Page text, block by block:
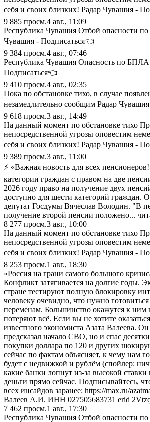
себя и своих близких! Радар Чувашия -
9 885 просм.4 авг., 11:09
Республика Чувашия Отбой опасности
Чувашия - Подписаться👈
9 384 просм.4 авг., 07:46
Республика Чувашия Опасность по
Подписаться👈
9 410 просм.4 авг., 02:35
Пока по обстановке тихо, в случае
незамедлительно сообщим Радар
9 618 просм.3 авг., 14:49
На данный момент по обстановке тихо
непосредственной угрозы оповестим
себя и своих близких! Радар Чувашия -
9 389 просм.3 авг., 11:00
⚡️ «Важная новость для всех
категории граждан с правом на две
2026 году право на получение двух
доступно для шести категорий граждан.
депутат Госдумы Вячеслав Володин. "В
получение второй пенсии положено...
8 277 просм.3 авг., 10:00
На данный момент по обстановке тихо
непосредственной угрозы оповестим
себя и своих близких! Радар Чувашия -
8 253 просм.1 авг., 18:30
«Россия на грани самого большого
Конфликт затягивается на долгие годы.
стране тестируют полную блокировку
человеку очевидно, что нужно
переменам. Большинство окажутся к ним
потеряют всё. Если вы не хотите
известного экономиста Азата Валеева. Он
предсказал начало СВО, но и спас
покупки доллара по 120 и других
сейчас по фактам объясняет, к чему нам
будет с недвижкой и рублём (спойлер:
какие банки лопнут из-за высокой ставки
деньги прямо сейчас. Подписывайтесь,
всех инсайдов заранее: https://max.ru/
Валеев А.И. ИНН 027505683731 erid
7 462 просм.1 авг., 17:30
Республика Чувашия Отбой опасности